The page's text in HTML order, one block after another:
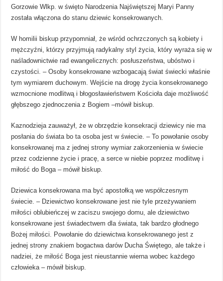
Gorzowie Wlkp. w święto Narodzenia Najświętszej Maryi Panny
została włączona do stanu dziewic konsekrowanych.
W homilii biskup przypomniał, że wśród ochrzczonych są kobiety i
mężczyźni, którzy przyjmują radykalny styl życia, który wyraża się w
naśladownictwie rad ewangelicznych: posłuszeństwa, ubóstwo i
czystości. – Osoby konsekrowane wzbogacają świat świecki właśnie
tym wymiarem duchowym. Wejście na drogę życia konsekrowanego
wzmocnione modlitwą i błogosławieństwem Kościoła daje możliwość
głębszego zjednoczenia z Bogiem –mówił biskup.
Kaznodzieja zauważył, że w obrzędzie konsekracji dziewicy nie ma
posłania do świata bo ta osoba jest w świecie. – To powołanie osoby
konsekrowanej ma z jednej strony wymiar zakorzenienia w świecie
przez codzienne życie i pracę, a serce w niebie poprzez modlitwę i
miłość do Boga – mówił biskup.
Dziewica konsekrowana ma być apostołką we współczesnym
świecie. – Dziewictwo konsekrowane jest nie tyle przeżywaniem
miłości oblubieńczej w zaciszu swojego domu, ale dziewictwo
konsekrowane jest świadectwem dla świata, tak bardzo głodnego
Bożej miłości. Powołanie do dziewictwa konsekrowanego jest z
jednej strony znakiem bogactwa darów Ducha Świętego, ale także i
nadziei, że miłość Boga jest nieustannie wierna wobec każdego
człowieka – mówił biskup.